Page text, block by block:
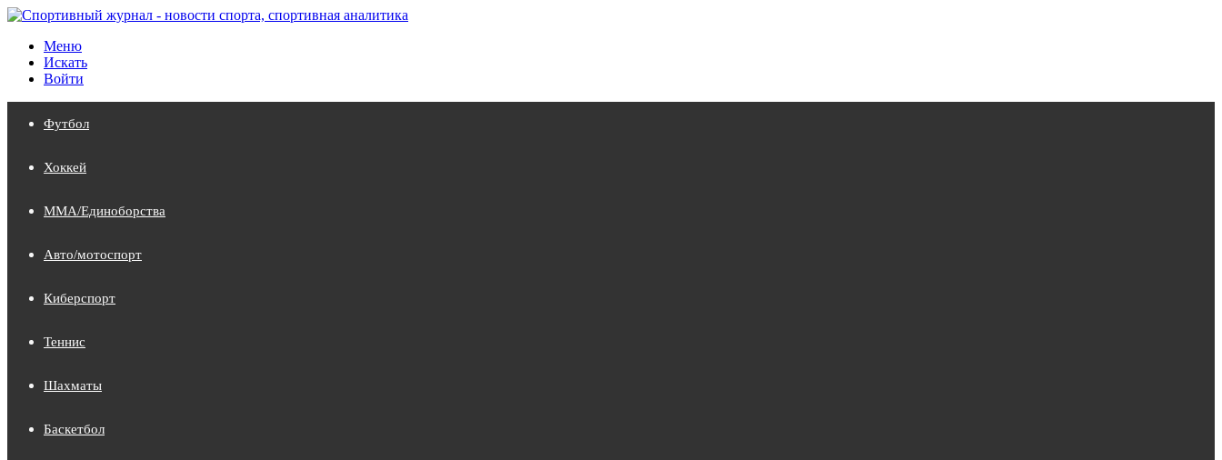
Меню
Искать
Войти
Футбол
Хоккей
MMA/Единоборства
Авто/мотоспорт
Киберспорт
Теннис
Шахматы
Баскетбол